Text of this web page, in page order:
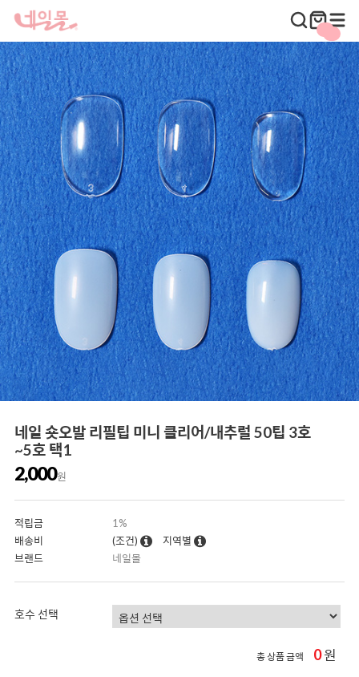
네일 숏오발 리필팁 미니 클리어/내추럴 50팁 3호
~5호 택1
2,000원
적립금
1%
배송비
(조건)
지역별
브랜드
네일몰
호수 선택
총 상품 금액 0원